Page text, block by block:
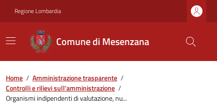
Regione Lombardia
Comune di Mesenzana
Home / Amministrazione trasparente /
Controlli e rilievi sull'amministrazione /
Organismi indipendenti di valutazione, nu...